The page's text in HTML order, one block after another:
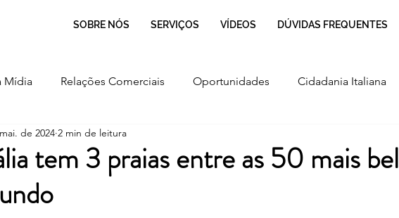
SOBRE NÓS SERVIÇOS VÍDEOS DÚVIDAS FREQUENTES
Mídia Relações Comerciais Oportunidades Cidadania Italiana
Curiosidades Cultura
Inovação
tem 3 praias entre as 50 mais
de 2024 2 min de leitura